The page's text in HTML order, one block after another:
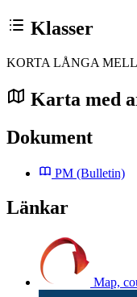
Klasser
KORTA LÅNGA
Karta med
Dokument
PM (Bulletin)
Länkar
Map,